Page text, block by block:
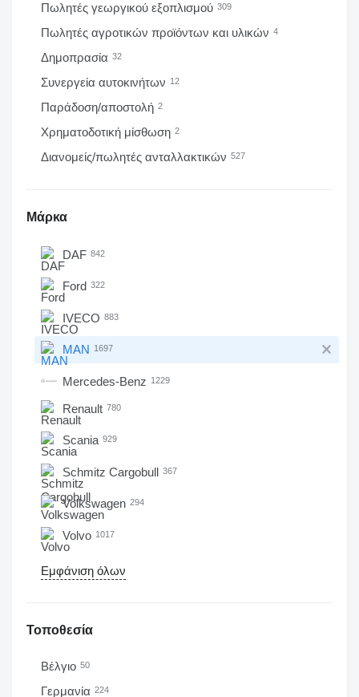
Πωλητές γεωργικού εξοπλισμού 309
Πωλητές αγροτικών προϊόντων και υλικών 4
Δημοπρασία 32
Συνεργεία αυτοκινήτων 12
Παράδοση/αποστολή 2
Χρηματοδοτική μίσθωση 2
Διανομείς/πωλητές ανταλλακτικών 527
Μάρκα
DAF 842
Ford 322
IVECO 883
MAN 1697
Mercedes-Benz 1229
Renault 780
Scania 929
Schmitz Cargobull 367
Volkswagen 294
Volvo 1017
Εμφάνιση όλων
Τοποθεσία
Βέλγιο 50
Γερμανία 224